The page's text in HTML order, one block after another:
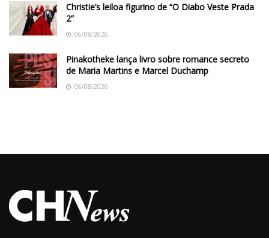
Christie’s leiloa figurino de “O Diabo Veste Prada
2”
06/08/2026
Pinakotheke lança livro sobre romance secreto
de Maria Martins e Marcel Duchamp
06/08/2026